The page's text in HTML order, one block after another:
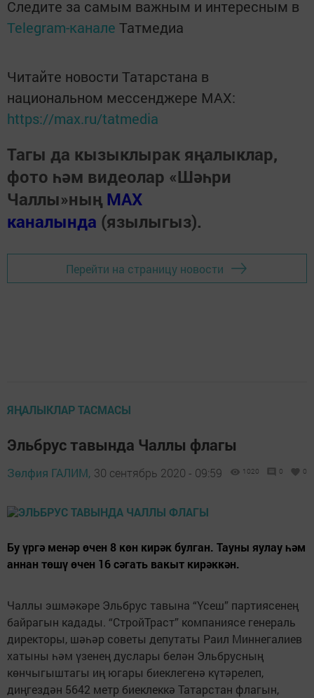
Следите за самым важным и интересным в
Telegram-канале Татмедиа
Читайте новости Татарстана в
национальном мессенджере MАХ:
https://max.ru/tatmedia
Тагы да кызыклырак яңалыклар,
фото һәм видеолар «Шәһри
Чаллы»ның MAX
каналында (язылыгыз).
Перейти на страницу новости
ЯҢАЛЫКЛАР ТАСМАСЫ
Эльбрус тавында Чаллы флагы
Зөлфия ГАЛИМ, 30 сентябрь 2020 - 09:59 1020 0 0
Бу үргә менәр өчен 8 көн кирәк булган. Тауны яулау һәм
аннан төшү өчен 16 сәгать вакыт кирәккән.
Чаллы эшмәкәре Эльбрус тавына “Үсеш” партиясенең
байрагын кадады. “СтройТраст” компаниясе генераль
директоры, шәһәр советы депутаты Раил Миннегалиев
хатыны һәм үзенең дуслары белән Эльбрусның
көнчыгыштагы иң югары биеклегенә күтәрелеп,
диңгездән 5642 метр биеклеккә Татарстан флагын,